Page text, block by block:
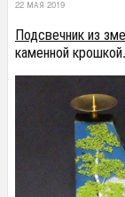
22 МАЯ 2019
Подсвечник из
каменной